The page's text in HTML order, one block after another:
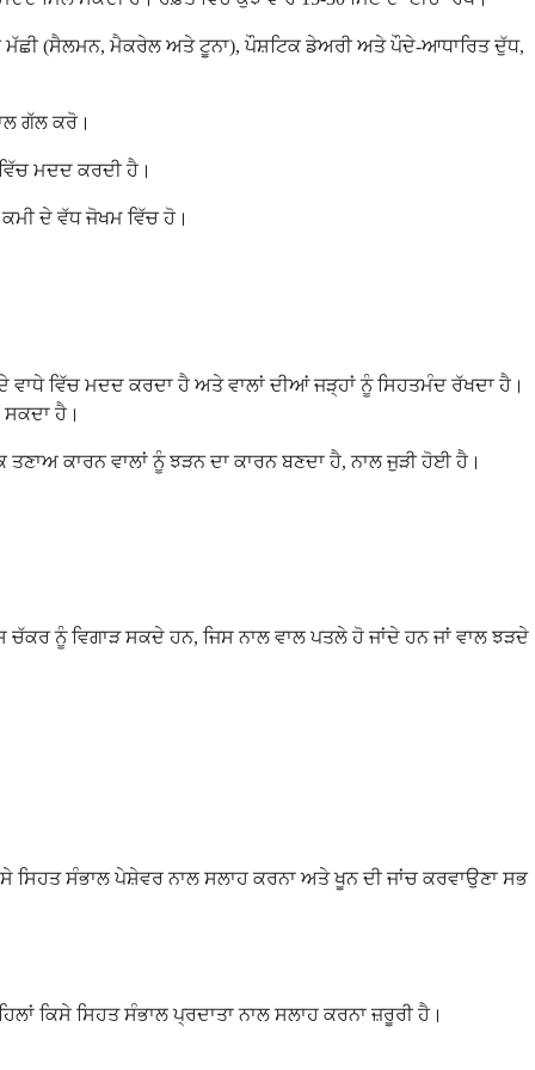
ਮੱਛੀ (ਸੈਲਮਨ, ਮੈਕਰੇਲ ਅਤੇ ਟੂਨਾ), ਪੌਸ਼ਟਿਕ ਡੇਅਰੀ ਅਤੇ ਪੌਦੇ-ਆਧਾਰਿਤ ਦੁੱਧ,
ਗੱਲ ਕਰੋ।
ਮਦਦ ਕਰਦੀ ਹੈ।
ਕਮੀ ਦੇ ਵੱਧ ਜੋਖਮ ਵਿੱਚ ਹੋ।
ਵਾਧੇ ਵਿੱਚ ਮਦਦ ਕਰਦਾ ਹੈ ਅਤੇ ਵਾਲਾਂ ਦੀਆਂ ਜੜ੍ਹਾਂ ਨੂੰ ਸਿਹਤਮੰਦ ਰੱਖਦਾ ਹੈ।
ਸਕਦਾ ਹੈ।
ਕਾਰਨ ਵਾਲਾਂ ਨੂੰ ਝੜਨ ਦਾ ਕਾਰਨ ਬਣਦਾ ਹੈ, ਨਾਲ ਜੁੜੀ ਹੋਈ ਹੈ।
ਚੱਕਰ ਨੂੰ ਵਿਗਾੜ ਸਕਦੇ ਹਨ, ਜਿਸ ਨਾਲ ਵਾਲ ਪਤਲੇ ਹੋ ਜਾਂਦੇ ਹਨ ਜਾਂ ਵਾਲ ਝੜਦੇ
ਸਿਹਤ ਸੰਭਾਲ ਪੇਸ਼ੇਵਰ ਨਾਲ ਸਲਾਹ ਕਰਨਾ ਅਤੇ ਖੂਨ ਦੀ ਜਾਂਚ ਕਰਵਾਉਣਾ ਸਭ
ਕਿਸੇ ਸਿਹਤ ਸੰਭਾਲ ਪ੍ਰਦਾਤਾ ਨਾਲ ਸਲਾਹ ਕਰਨਾ ਜ਼ਰੂਰੀ ਹੈ।